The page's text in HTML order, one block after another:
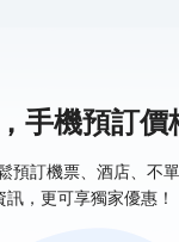
手機預訂價
預訂機票、酒店、不
，更可享獨家優惠！